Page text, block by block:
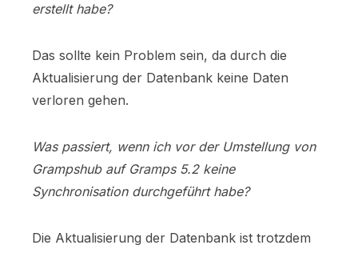
erstellt habe?
Das sollte kein Problem sein, da durch die
Aktualisierung der Datenbank keine Daten
verloren gehen.
Was passiert, wenn ich vor der Umstellung von
Grampshub auf Gramps 5.2 keine
Synchronisation durchgeführt habe?
Die Aktualisierung der Datenbank ist trotzdem